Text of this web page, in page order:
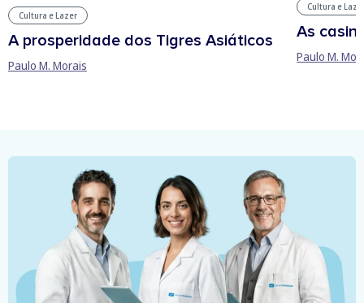
Cultura e Lazer
A prosperidade dos Tigres Asiáticos
Paulo M. Morais
Cultura e
As
Paulo M.